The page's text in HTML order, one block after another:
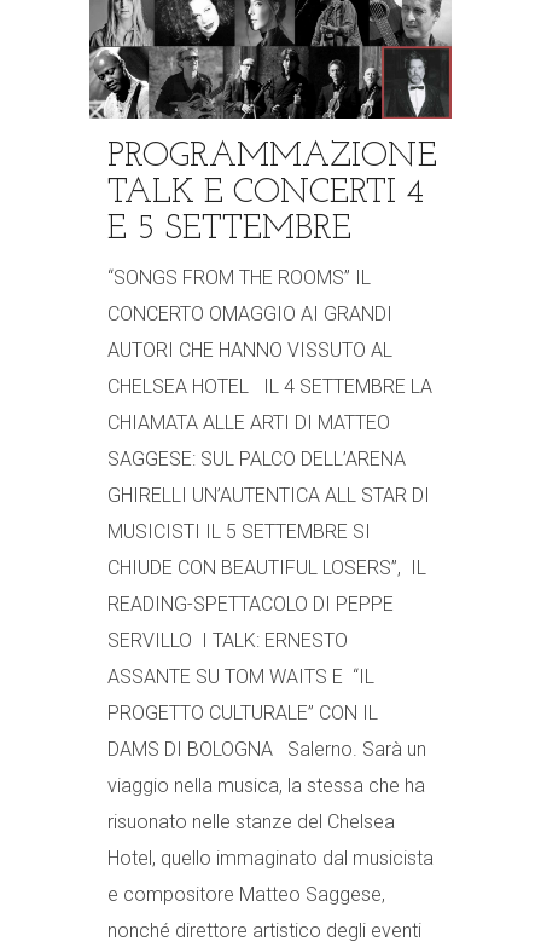
PROGRAMMAZIONE
TALK E CONCERTI 4
E 5 SETTEMBRE
“SONGS FROM THE ROOMS” IL
CONCERTO OMAGGIO AI GRANDI
AUTORI CHE HANNO VISSUTO AL
CHELSEA HOTEL IL 4 SETTEMBRE LA
CHIAMATA ALLE ARTI DI MATTEO
SAGGESE: SUL PALCO DELL’ARENA
GHIRELLI UN’AUTENTICA ALL STAR DI
MUSICISTI IL 5 SETTEMBRE SI
CHIUDE CON BEAUTIFUL LOSERS”, IL
READING-SPETTACOLO DI PEPPE
SERVILLO I TALK: ERNESTO
ASSANTE SU TOM WAITS E “IL
PROGETTO CULTURALE” CON IL
DAMS DI BOLOGNA Salerno. Sarà un
viaggio nella musica, la stessa che ha
risuonato nelle stanze del Chelsea
Hotel, quello immaginato dal musicista
e compositore Matteo Saggese,
nonché direttore artistico degli eventi